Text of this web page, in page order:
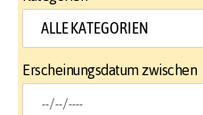
Erscheinungsdatum zwischen